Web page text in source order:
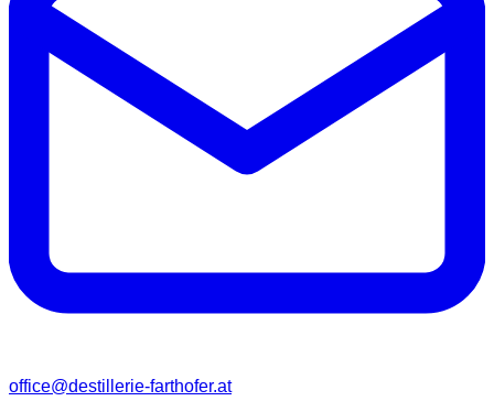
office@destillerie-farthofer.at